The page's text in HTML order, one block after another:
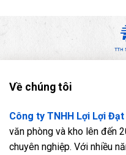
Về chúng tôi
Công ty TNHH Lợi Lợi Đạt
văn phòng và kho lên đến
chuyên nghiệp. Với nhiều